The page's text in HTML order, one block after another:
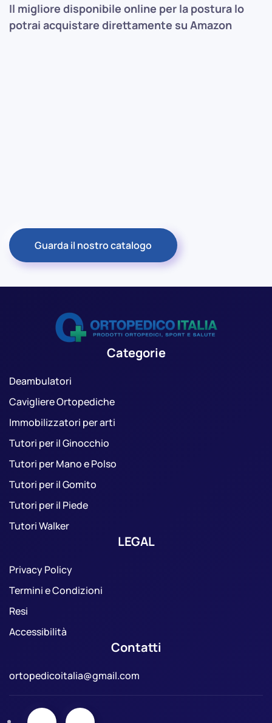
Il migliore disponibile online per la postura lo
potrai acquistare direttamente su Amazon
Guarda il nostro catalogo
Categorie
Deambulatori
Cavigliere Ortopediche
Immobilizzatori per arti
Tutori per il Ginocchio
Tutori per Mano e Polso
Tutori per il Gomito
Tutori per il Piede
Tutori Walker
LEGAL
Privacy Policy
Termini e Condizioni
Resi
Accessibilità
Contatti
ortopedicoitalia@gmail.com